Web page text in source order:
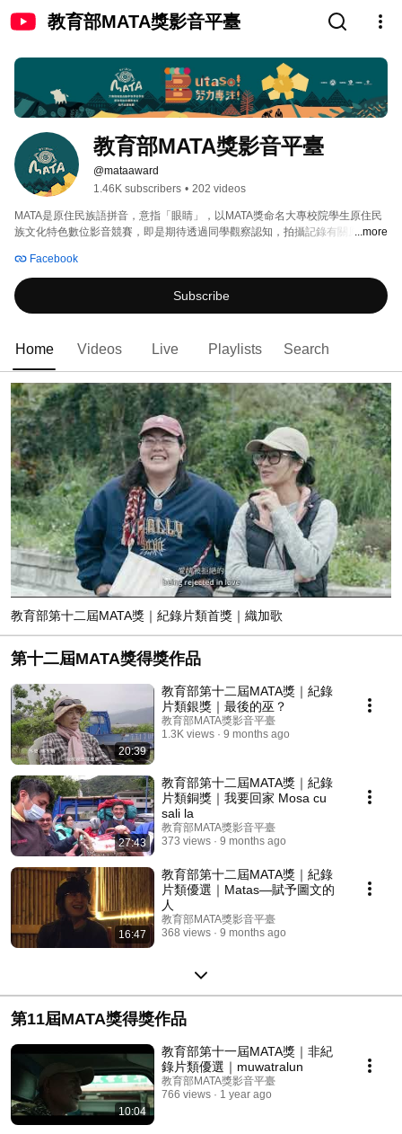
教育部MATA獎影音平臺
教育部MATA獎影音平臺
@mataaward
1.46K subscribers • 202 videos
MATA是原住民族語拼音，意指「眼睛」，以MATA獎命名大專校院學生原住民
族文化特色數位影音競賽，即是期待透過同學觀察認知，拍攝記錄有關原住民
...more
Facebook
Subscribe
Home Videos Live Playlists Search
教育部第十二屆MATA獎｜紀錄片類首獎｜織加歌
第十二屆MATA獎得獎作品
20:39
教育部第十二屆MATA獎｜紀錄
片類銀獎｜最後的巫？
教育部MATA獎影音平臺
1.3K views
9 months ago
27:43
教育部第十二屆MATA獎｜紀錄
片類銅獎｜我要回家 Mosa cu
sali la
教育部MATA獎影音平臺
373 views
9 months ago
16:47
教育部第十二屆MATA獎｜紀錄
片類優選｜Matas—賦予圖文的
人
教育部MATA獎影音平臺
368 views
9 months ago
第11屆MATA獎得獎作品
10:04
教育部第十一屆MATA獎｜非紀
錄片類優選｜muwatralun
教育部MATA獎影音平臺
766 views
1 year ago